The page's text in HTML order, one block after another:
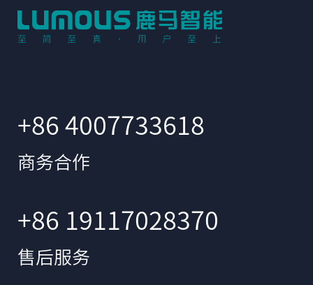
+86 4007733618
商务合作
+86 19117028370
售后服务